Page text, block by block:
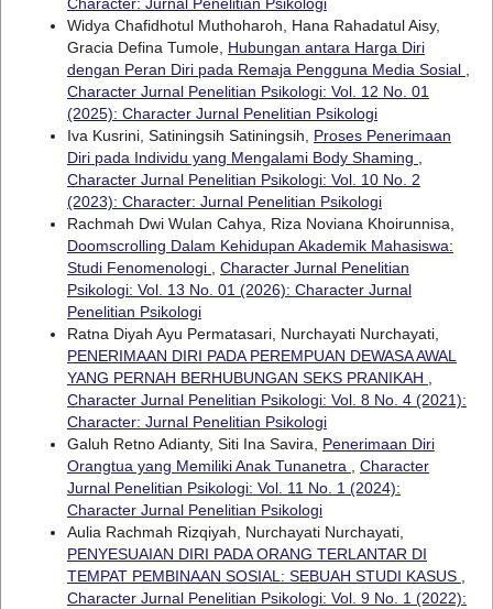
Widya Chafidhotul Muthoharoh, Hana Rahadatul Aisy,
Gracia Defina Tumole, Hubungan antara Harga Diri
dengan Peran Diri pada Remaja Pengguna Media Sosial
Character Jurnal Penelitian Psikologi: Vol. 12 No. 01
(2025): Character Jurnal Penelitian Psikologi
Iva Kusrini, Satiningsih Satiningsih, Proses Penerimaan
Diri pada Individu yang Mengalami Body Shaming
Character Jurnal Penelitian Psikologi: Vol. 10 No. 2
(2023): Character: Jurnal Penelitian Psikologi
Rachmah Dwi Wulan Cahya, Riza Noviana Khoirunnisa,
Doomscrolling Dalam Kehidupan Akademik Mahasiswa:
Studi Fenomenologi
Character Jurnal Penelitian
Psikologi: Vol. 13 No. 01 (2026): Character Jurnal
Penelitian Psikologi
Ratna Diyah Ayu Permatasari, Nurchayati Nurchayati,
PENERIMAAN DIRI PADA PEREMPUAN DEWASA AWAL
YANG PERNAH BERHUBUNGAN SEKS PRANIKAH
Character Jurnal Penelitian Psikologi: Vol. 8 No. 4 (2021):
Character: Jurnal Penelitian Psikologi
Galuh Retno Adianty, Siti Ina Savira, Penerimaan Diri
Orangtua yang Memiliki Anak Tunanetra
Character
Jurnal Penelitian Psikologi: Vol. 11 No. 1 (2024):
Character Jurnal Penelitian Psikologi
Aulia Rachmah Rizqiyah, Nurchayati Nurchayati,
PENYESUAIAN DIRI PADA ORANG TERLANTAR DI
TEMPAT PEMBINAAN SOSIAL: SEBUAH STUDI KASUS
Character Jurnal Penelitian Psikologi: Vol. 9 No. 1 (2022):